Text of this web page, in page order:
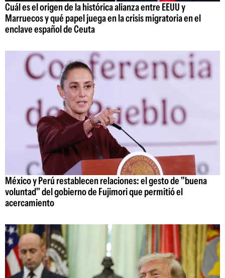
Cuál es el origen de la histórica alianza entre EEUU y
Marruecos y qué papel juega en la crisis migratoria en el
enclave español de Ceuta
México y Perú restablecen relaciones: el gesto de "buena
voluntad" del gobierno de Fujimori que permitió el
acercamiento